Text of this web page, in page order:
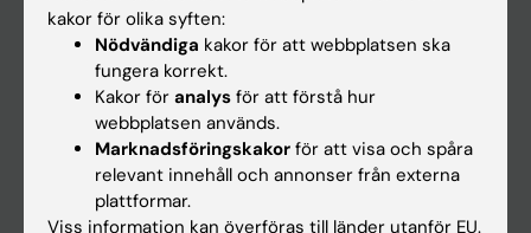
Huvudmeny
Utbildning
Forskarutbildning
Forskning
Om KI
kakor för olika syften:
Nödvändiga kakor för att webbplatsen ska
fungera korrekt.
Kakor för analys för att förstå hur
webbplatsen används.
Marknadsföringskakor för att visa och spåra
relevant innehåll och annonser från externa
plattformar.
Viss information kan överföras till länder utanför EU.